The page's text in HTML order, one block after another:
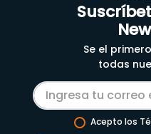
Se el
todas
Acepto los